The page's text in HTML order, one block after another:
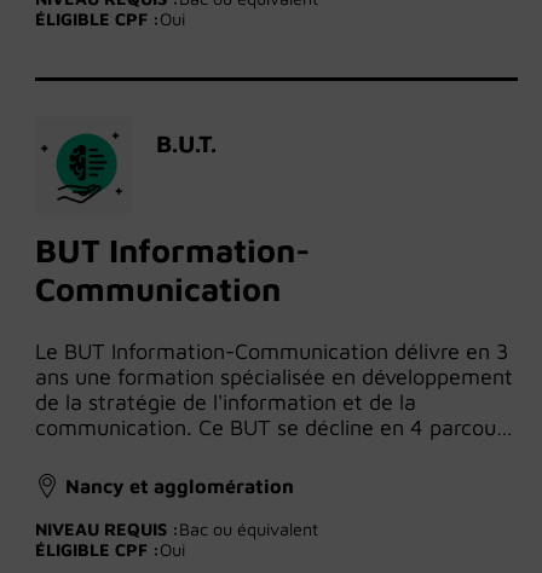
ÉLIGIBLE CPF :Oui
B.U.T.
BUT Information-
Communication
Le BUT Information-Communication délivre en 3
ans une formation spécialisée en développement
de la stratégie de l'information et de la
communication. Ce BUT se décline en 4 parcou…
Nancy et agglomération
NIVEAU REQUIS :Bac ou équivalent
ÉLIGIBLE CPF :Oui